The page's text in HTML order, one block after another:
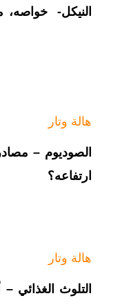
النيكل- خواصه،
هالة وتار
الصوديوم –
ارتفاعه؟
هالة وتار
التلوث الغذائي